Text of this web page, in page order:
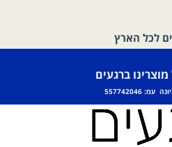
לכל הארץ
ברגעים